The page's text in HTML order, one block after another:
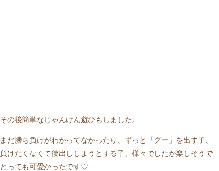
その後簡単なじゃんけん遊びもしました。
まだ勝ち負けがわかってなかったり、ずっと「グー」を出す子、
負けたくなくて後出ししようとする子、様々でしたが楽しそうで
とっても可愛かったです♡